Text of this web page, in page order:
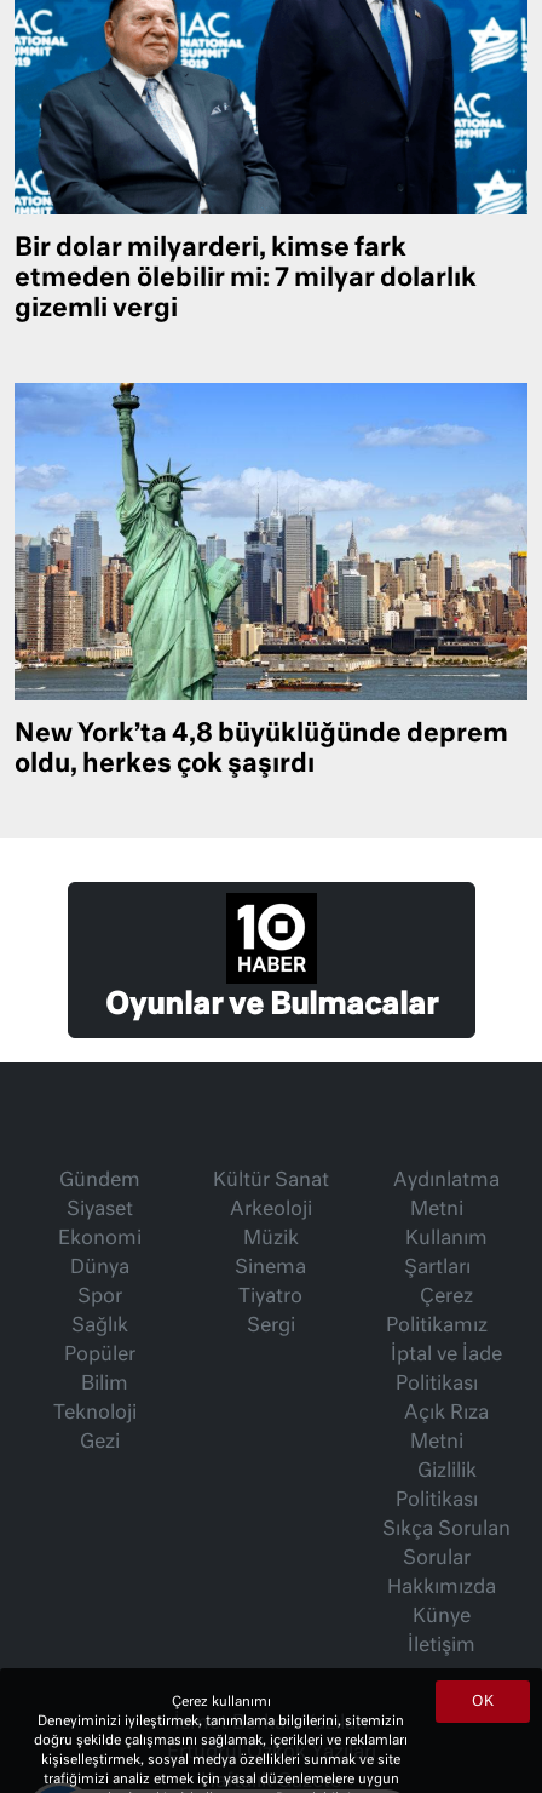
Bir dolar milyarderi, kimse fark
etmeden ölebilir mi: 7 milyar dolarlık
gizemli vergi
New York’ta 4,8 büyüklüğünde deprem
oldu, herkes çok şaşırdı
Oyunlar ve Bulmacalar
Gündem
Siyaset
Ekonomi
Dünya
Spor
Sağlık
Popüler
Bilim
Teknoloji
Gezi
Kültür Sanat
Arkeoloji
Müzik
Sinema
Tiyatro
Sergi
Aydınlatma
Metni
Kullanım
Şartları
Çerez
Politikamız
İptal ve İade
Politikası
Açık Rıza
Metni
Gizlilik
Politikası
Sıkça Sorulan
Sorular
Hakkımızda
Künye
İletişim
İsmet Berkan Yazıları
Ertuğrul Özkök Yazıları
Haftalık Gazete
OK
Çerez kullanımı
Deneyiminizi iyileştirmek, tanımlama bilgilerini, sitemizin
doğru şekilde çalışmasını sağlamak, içerikleri ve reklamları
kişiselleştirmek, sosyal medya özellikleri sunmak ve site
trafiğimizi analiz etmek için yasal düzenlemelere uygun